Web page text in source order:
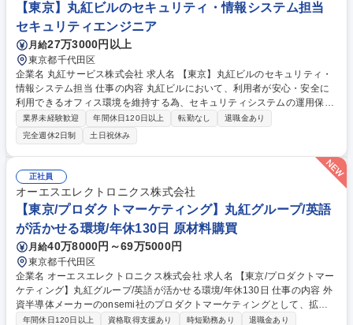
【東京】丸紅ビルのセキュリティ・情報システム担当
セキュリティエンジニア
月給27万3000円以上
東京都千代田区
企業名 丸紅サービス株式会社 求人名 【東京】丸紅ビルのセキュリティ・
情報システム担当 仕事の内容 丸紅ビルにおいて、利用者が安心・安全に
利用できるオフィス環境を維持する為、セキュリティシステムの運用保守
をメインに担当頂きます。 【詳細】・セキュリティシステム（入退室管理
システム・顔認証システム等 ）の運用保守、業務委託先管理 ・ビル入館
者の入館証権限の設計、設定 ・ビルセキュリティ扉/エレベータのシステ
ム設定変更 ・セキュリティシステムの障害発生時の一次対応および関係部
署、ベンダーとの調整 ・セキュリティシステムの保守/点検/更新工事に伴
う計画立案、ベンダーコントロール、立会い ・電気設備法定点検現場対応
やセキュリティシステム更新計画の立案、実施管理 等 募集職種 【東京】
丸紅ビルのセキュリティ・情報システム担当
業界未経験歓迎 年間休日120日以上 転勤なし
退職金あり
完全週休2日制
土日祝休み
正社員
オーエスエレクトロニクス株式会社
【東京/プロダクトマーケティング】丸紅グループ/英語
が活かせる環境/年休130日 原材料購買
月給40万8000円～69万5000円
東京都千代田区
企業名 オーエスエレクトロニクス株式会社 求人名 【東京/プロダクトマー
ケティング】丸紅グループ/英語が活かせる環境/年休130日 仕事の内容 外
資半導体メーカーのonsemi社のプロダクトマーケティングとして、拡販
窓口業務を行って頂きます。拡販活動および営業活動も行い、onsemi社
年間休日120日以上 資格取得支援あり 時短勤務あり
退職金あり